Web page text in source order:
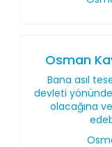
Osman
Bana asıl
devleti
olacağına